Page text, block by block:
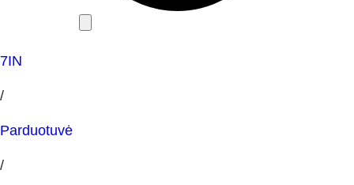
7IN
/
Parduotuvė
/